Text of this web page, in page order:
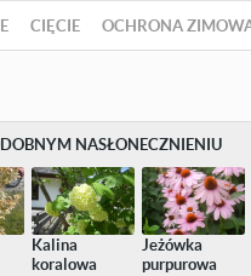
CIĘCIE OCHRONA
NASŁONECZNIENIU
Kalina
koralowa
Jeżówka
purpurowa